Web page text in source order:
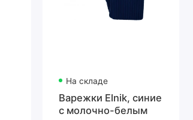
На складе
Варежки Elnik, синие
с молочно-белым